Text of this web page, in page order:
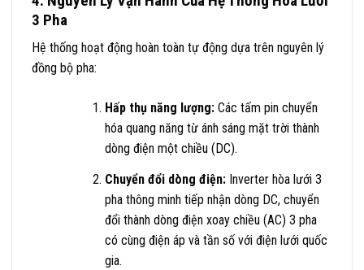
3 Pha
Hệ thống hoạt động hoàn toàn tự động dựa trên nguyên lý
đồng bộ pha:
Hấp thụ năng lượng:Các tấm pin chuyển
hóa quang năng từ ánh sáng mặt trời thành
dòng điện một chiều (DC).
Chuyển đổi dòng điện:Inverter hòa lưới 3
pha thông minh tiếp nhận dòng DC, chuyển
đổi thành dòng điện xoay chiều (AC) 3 pha
có cùng điện áp và tần số với điện lưới quốc
gia.